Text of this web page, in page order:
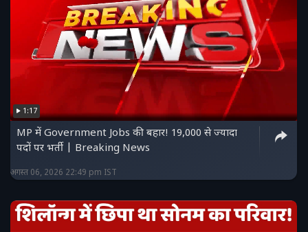
1:17
MP में Government Jobs की बहार! 19,000 से ज्यादा
पदों पर भर्ती | Breaking News
अगस्त 06, 2026 22:49 pm IST